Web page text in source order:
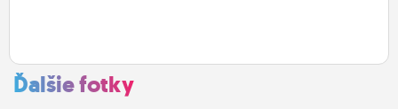
Ďalšie fotky